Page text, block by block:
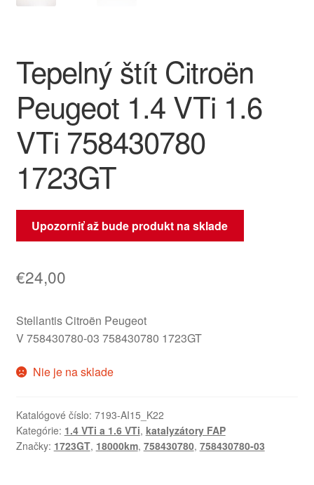
Reklamace
Reklamačný poriadok
Tepelný štít Citroën
Peugeot 1.4 VTi 1.6
VTi 758430780
1723GT
Upozorniť až bude produkt na sklade
€24,00
Stellantis Citroën Peugeot
V 758430780-03 758430780 1723GT
Nie je na sklade
Katalógové číslo: 7193-AI15_K22
Kategórie: 1.4 VTi a 1.6 VTi, katalyzátory FAP
Značky: 1723GT, 18000km, 758430780, 758430780-03